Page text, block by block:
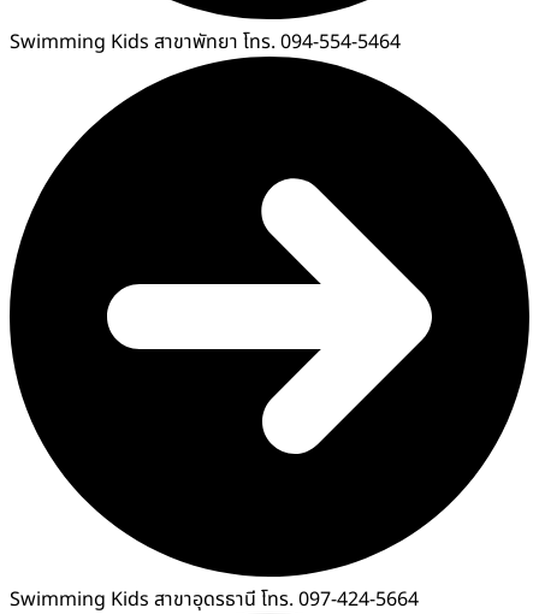
Swimming Kids สาขาพัทยา โทร. 094-554-5464
Swimming Kids สาขาอุดรธานี โทร. 097-424-5664